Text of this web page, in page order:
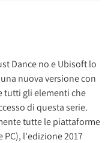
Dance no e Ubisoft lo
nuova versione con
tutti gli elementi che
di questa serie.
tutte le piattaforme
PC), l'edizione 2017